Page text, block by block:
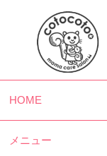
HOME
メニュー